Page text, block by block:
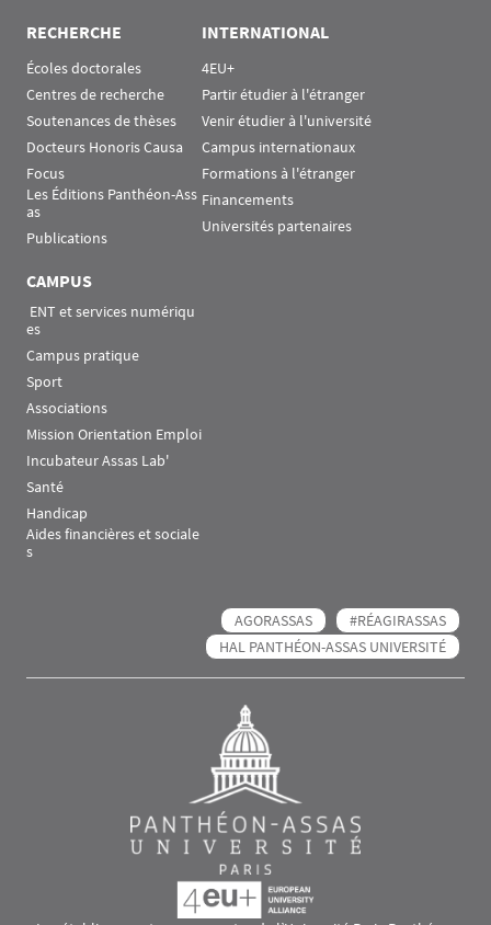
RECHERCHE
Écoles doctorales
Centres de recherche
Soutenances de thèses
Docteurs Honoris Causa
Focus
Les Éditions Panthéon-Ass
as
Publications
INTERNATIONAL
4EU+
Partir étudier à l'étranger
Venir étudier à l'université
Campus internationaux
Formations à l'étranger
Financements
Universités partenaires
CAMPUS
es
Campus pratique
Sport
Associations
Mission Orientation Emploi
Incubateur Assas Lab'
Santé
Handicap
Aides financières et sociale
s
AGORASSAS
#RÉAGIRASSAS
HAL PANTHÉON-ASSAS UNIVERSITÉ